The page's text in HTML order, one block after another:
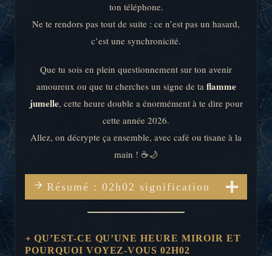
ton téléphone.
Ne te rendors pas tout de suite : ce n’est pas un hasard,
c’est une synchronicité.
Que tu sois en plein questionnement sur ton avenir
amoureux ou que tu cherches un signe de ta flamme
jumelle, cette heure double a énormément à te dire pour
cette année 2026.
Allez, on décrypte ça ensemble, avec café ou tisane à la
main ! ☕️🌙
Résumé : 02h02 signification
QU’EST-CE QU’UNE HEURE MIROIR ET
POURQUOI VOYEZ-VOUS 02H02